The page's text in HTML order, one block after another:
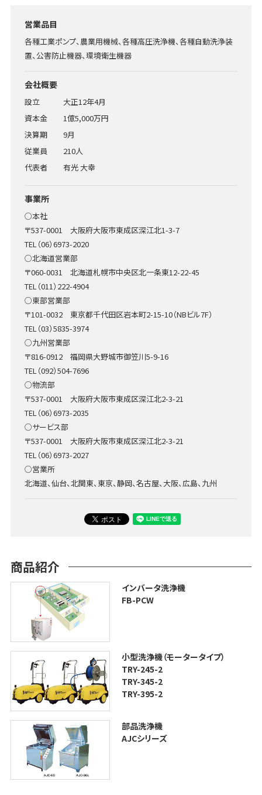
営業品目
各種工業ポンプ、農業用機械、各種高圧洗浄機、各種自動洗浄装
置、公害防止機器、環境衛生機器
会社概要
設立
大正12年4月
資本金
1億5,000万円
決算期
9月
従業員
210人
代表者
有光 大幸
事業所
○本社
〒537-0001 大阪府大阪市東成区深江北1-3-7
TEL（06）6973-2020
○北海道営業部
〒060-0031 北海道札幌市中央区北一条東12-22-45
TEL（011）222-4904
○東部営業部
〒101-0032 東京都千代田区岩本町2-15-10（NBビル7F）
TEL（03）5835-3974
○九州営業部
〒816-0912 福岡県大野城市御笠川5-9-16
TEL（092）504-7696
○物流部
〒537-0001 大阪府大阪市東成区深江北2-3-21
TEL（06）6973-2035
○サービス部
〒537-0001 大阪府大阪市東成区深江北2-3-21
TEL（06）6973-2027
○営業所
北海道、仙台、北関東、東京、静岡、名古屋、大阪、広島、九州
商品紹介
インバータ洗浄機
FB-PCW
小型洗浄機（モータータイプ）
TRY-245-2
TRY-345-2
TRY-395-2
部品洗浄機
AJCシリーズ